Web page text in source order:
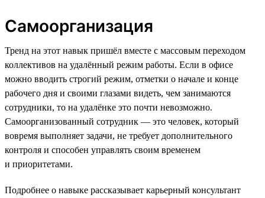
Самоорганизация
Тренд на этот навык пришёл вместе с массовым переходом
коллективов на удалённый режим работы. Если в офисе
можно вводить строгий режим, отметки о начале и конце
рабочего дня и своими глазами видеть, чем занимаются
сотрудники, то на удалёнке это почти невозможно.
Самоорганизованный сотрудник — это человек, который
вовремя выполняет задачи, не требует дополнительного
контроля и способен управлять своим временем
и приоритетами.
Подробнее о навыке рассказывает карьерный консультант